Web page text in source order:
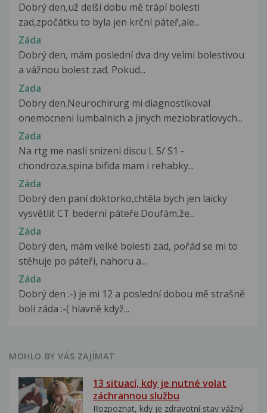
Dobrý den,už delší dobu mě trápí bolesti
zad,zpočátku to byla jen krční páteř,ale...
Záda
Dobrý den, mám poslední dva dny velmi bolestivou
a vážnou bolest zad. Pokud...
Zada
Dobry den.Neurochirurg mi diagnostikoval
onemocneni lumbalnich a jinych meziobratlovych...
Zada
Na rtg me nasli snizeni discu L 5/ S1 -
chondroza,spina bifida mam i rehabky...
Záda
Dobrý den paní doktorko,chtěla bych jen laicky
vysvětlit CT bederní páteře.Doufám,že...
Záda
Dobrý den, mám velké bolesti zad, pořád se mi to
stěhuje po páteři, nahoru a...
Záda
Dobrý den :-) je mi 12 a poslední dobou mě strašně
bolí záda :-( hlavně když...
MOHLO BY VÁS ZAJÍMAT
13 situací, kdy je nutné volat
záchrannou službu
Rozpoznat, kdy je zdravotní stav vážný